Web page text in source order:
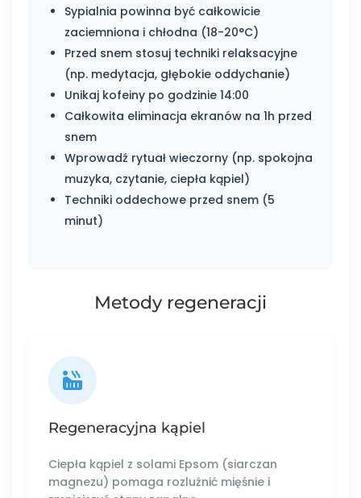
Sypialnia powinna być całkowicie
zaciemniona i chłodna (18-20°C)
Przed snem stosuj techniki relaksacyjne
(np. medytacja, głębokie oddychanie)
Unikaj kofeiny po godzinie 14:00
Całkowita eliminacja ekranów na 1h przed
snem
Wprowadź rytuał wieczorny (np. spokojna
muzyka, czytanie, ciepła kąpiel)
Techniki oddechowe przed snem (5
minut)
Metody regeneracji
Regeneracyjna kąpiel
Ciepła kąpiel z solami Epsom (siarczan
magnezu) pomaga rozluźnić mięśnie i